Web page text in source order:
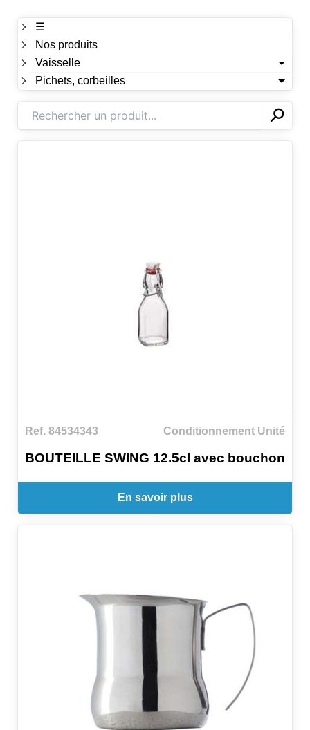
☰
Nos produits
Vaisselle
Pichets, corbeilles
✕⚲
Ref. 84534343 Conditionnement Unité
BOUTEILLE SWING 12.5cl avec bouchon
En savoir plus